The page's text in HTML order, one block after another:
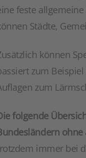
feste
Städte,
können
zum
zum
folgende
immer bei